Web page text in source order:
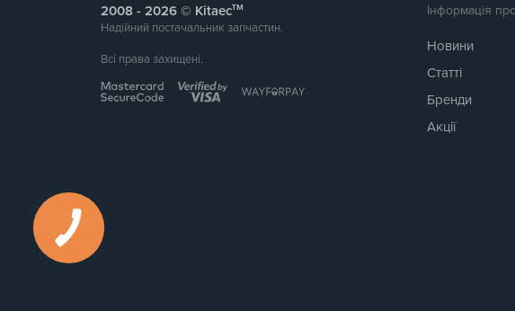
Інформація
Новини
Статті
Бренди
Акції
2008 - © Kitaecтм
Надійний постачальник запчастин.
Всі права захищені.